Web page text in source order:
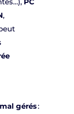
,
gérés: